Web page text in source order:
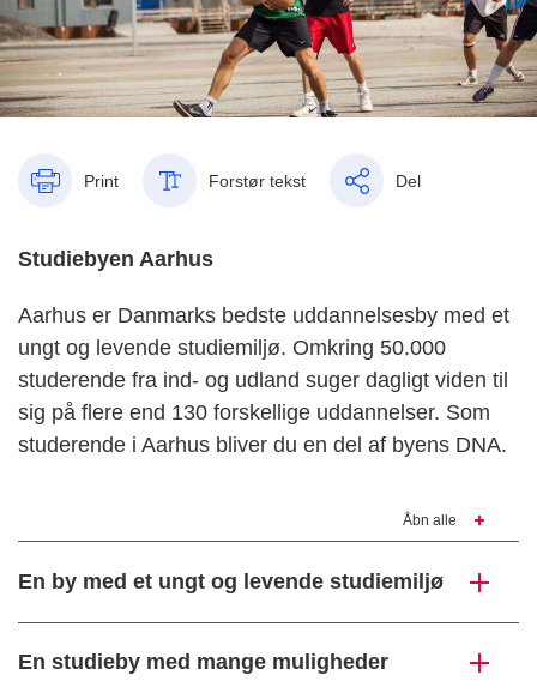
Print Forstør tekst Del
Studiebyen Aarhus
Aarhus er Danmarks bedste uddannelsesby med et
ungt og levende studiemiljø. Omkring 50.000
studerende fra ind- og udland suger dagligt viden til
sig på flere end 130 forskellige uddannelser. Som
studerende i Aarhus bliver du en del af byens DNA.
Åbn alle
En by med et ungt og levende studiemiljø
En studieby med mange muligheder